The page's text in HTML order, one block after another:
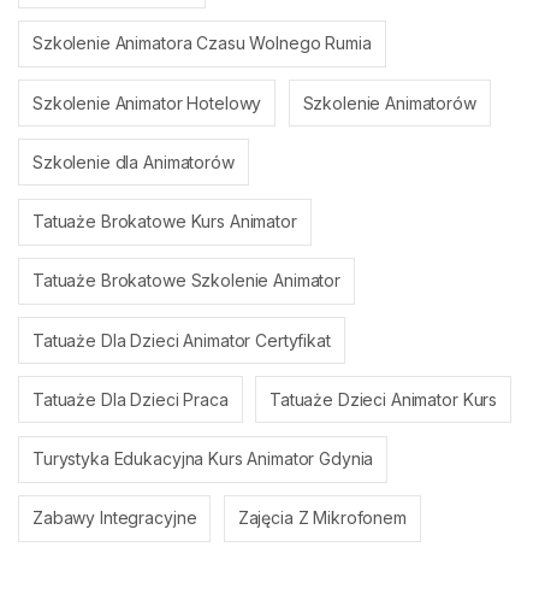
Szkolenie Animatora Czasu Wolnego Rumia
Szkolenie Animator Hotelowy Szkolenie Animatorów
Szkolenie dla Animatorów
Tatuaże Brokatowe Kurs Animator
Tatuaże Brokatowe Szkolenie Animator
Tatuaże Dla Dzieci Animator Certyfikat
Tatuaże Dla Dzieci Praca Tatuaże Dzieci Animator Kurs
Turystyka Edukacyjna Kurs Animator Gdynia
Zabawy Integracyjne Zajęcia Z Mikrofonem